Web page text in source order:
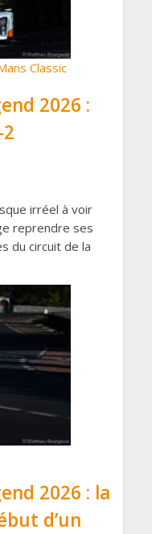
Classic
2026 :
irréel à voir
reprendre ses
du circuit de la
2026 : la
d’un